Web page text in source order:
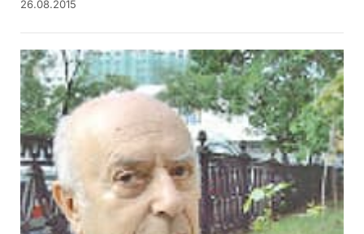
26.08.2015